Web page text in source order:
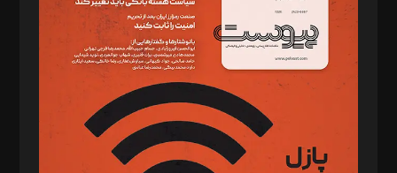
د‌بیر ناداستان: سمانه سمیع
د‌بیر خدمت و تجارت: ابوالفضل رجبی
د‌بیر حقوق فناوری: حسام‌الدین ایپکچی
د‌بیر پیوست جهان: مینا پاکدل
د‌بیر تحریریه آنلاین: بابک نقاش
تحریریه‌: مجتبی محمود‌ی، آرش برهمند، یسنا امان‌پور، سروش کرمیان،
مصطفی مسجدی آرانی، ابوالفضل رجبی، زهرا فکرانه، فائزه فتحی